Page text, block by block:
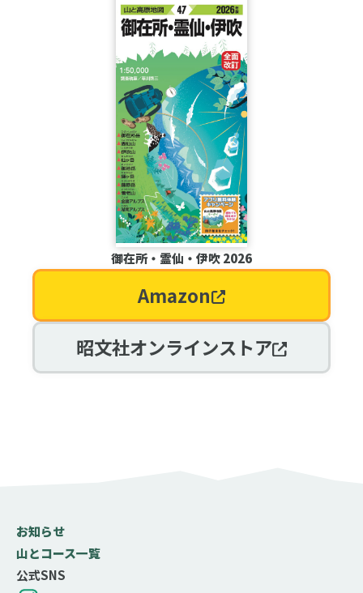
御在所・霊仙・伊吹 2026
Amazon
昭文社オンラインストア
お知らせ
山とコース一覧
公式SNS